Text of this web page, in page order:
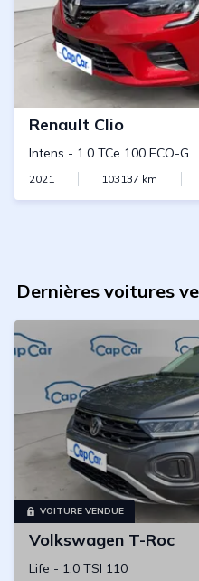
Renault Clio
Intens - 1.0 TCe 100 ECO-G
2021 103137 km
Dernières voitures
VOITURE VENDUE
Volkswagen T-Roc
Life - 1.0 TSI 110